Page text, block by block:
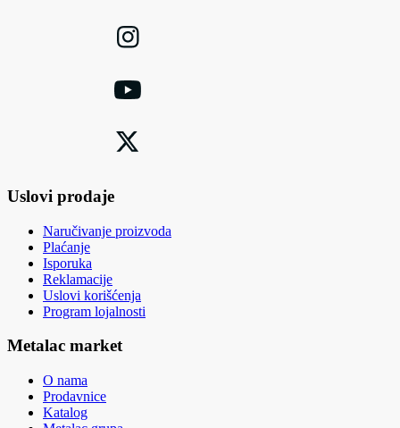
Uslovi prodaje
Naručivanje proizvoda
Plaćanje
Isporuka
Reklamacije
Uslovi korišćenja
Program lojalnosti
Metalac market
O nama
Prodavnice
Katalog